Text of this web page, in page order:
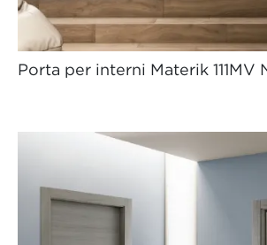
Porta per interni Materik 111MV